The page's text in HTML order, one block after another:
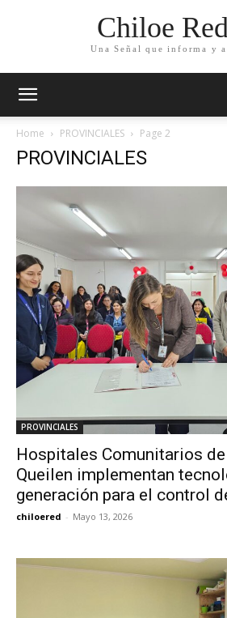
Chiloe
Una Señal que informa y
Home PROVINCIALES Page 2
PROVINCIALES
PROVINCIALES
Hospitales Comunitarios
Queilen implementan
generación para el control
chiloered - Mayo 13, 2026